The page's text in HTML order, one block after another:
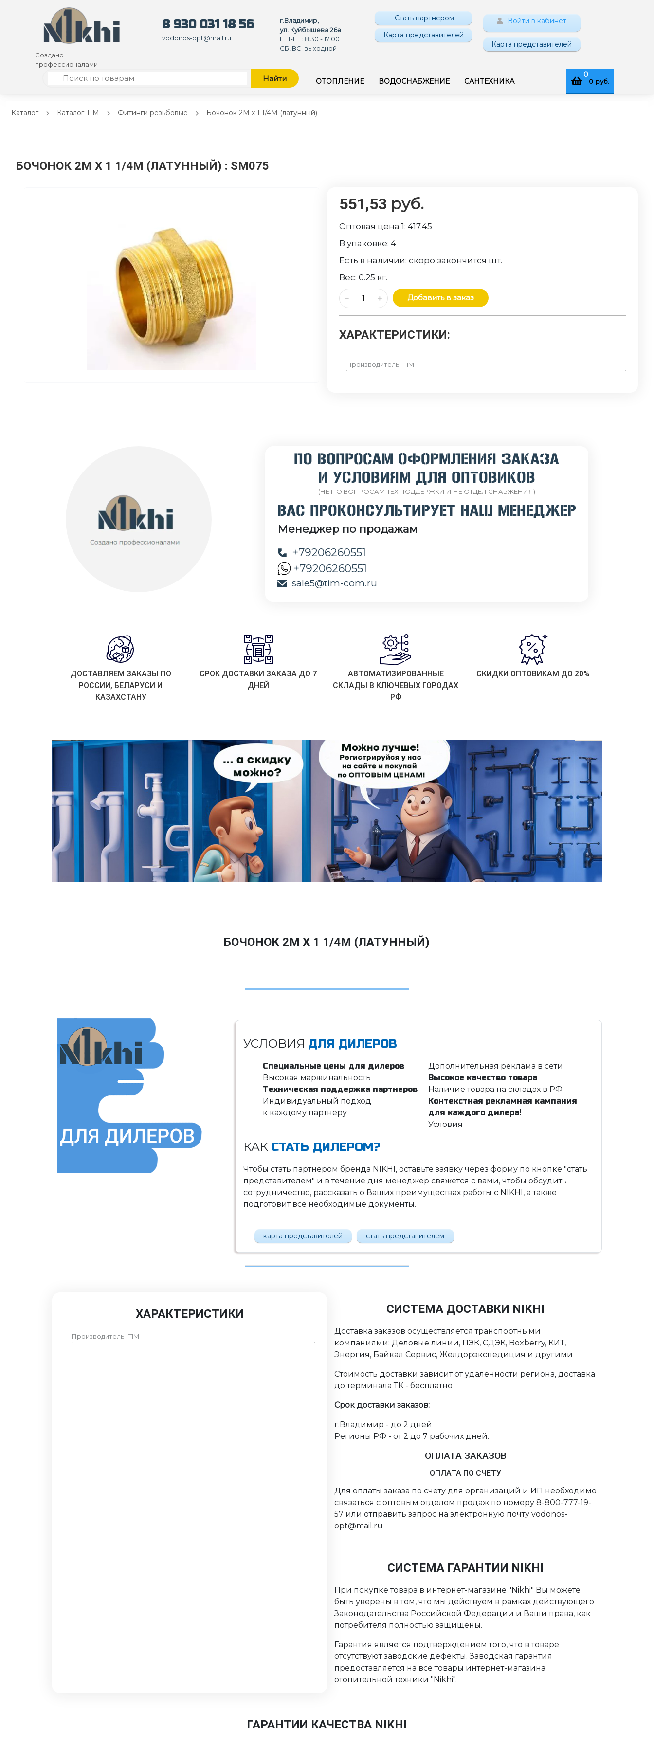
Создано
профессионалами
8 930 031 18 56
vodonos-opt@mail.ru
г.Владимир,
ул. Куйбышева 26а
ПН-ПТ: 8:30 - 17:00
СБ, ВС: выходной
Стать партнером
Карта представителей
Войти в кабинет
Карта представителей
Найти ОТОПЛЕНИЕ ВОДОСНАБЖЕНИЕ САНТЕХНИКА
0
0 руб.
Каталог Каталог TIM Фитинги резьбовые Бочонок 2M х 1 1/4M (латунный)
БОЧОНОК 2M Х 1 1/4M (ЛАТУННЫЙ) : SM075
551,53 руб.
Оптовая цена 1: 417.45
В упаковке: 4
Есть в наличии: скоро закончится шт.
Вес: 0.25 кг.
Добавить в заказ
ХАРАКТЕРИСТИКИ:
Производитель TIM
ПО ВОПРОСАМ ОФОРМЛЕНИЯ ЗАКАЗА
И УСЛОВИЯМ ДЛЯ ОПТОВИКОВ
(НЕ ПО ВОПРОСАМ ТЕХ.ПОДДЕРЖКИ И НЕ ОТДЕЛ СНАБЖЕНИЯ)
ВАС ПРОКОНСУЛЬТИРУЕТ НАШ МЕНЕДЖЕР
Менеджер по продажам
+79206260551
+79206260551
sale5@tim-com.ru
ДОСТАВЛЯЕМ ЗАКАЗЫ ПО
РОССИИ, БЕЛАРУСИ И
КАЗАХСТАНУ
СРОК ДОСТАВКИ ЗАКАЗА ДО 7
ДНЕЙ
АВТОМАТИЗИРОВАННЫЕ
СКЛАДЫ В КЛЮЧЕВЫХ ГОРОДАХ
РФ
СКИДКИ ОПТОВИКАМ ДО 20%
БОЧОНОК 2M Х 1 1/4M (ЛАТУННЫЙ)
УСЛОВИЯ ДЛЯ ДИЛЕРОВ
Специальные цены для дилеров
Дополнительная реклама в сети
Высокая маржинальность
Высокое качество товара
Техническая поддержка партнеров
Наличие товара на складах в РФ
Индивидуальный подход
к каждому партнеру
Контекстная рекламная кампания
для каждого дилера!
Условия
КАКСТАТЬ ДИЛЕРОМ?
Чтобы стать партнером бренда NIKHI, оставьте заявку через форму по кнопке "стать
представителем" и в течение дня менеджер свяжется с вами, чтобы обсудить
сотрудничество, рассказать о Ваших преимуществах работы с NIKHI, а также
подготовит все необходимые документы.
карта представителей стать представителем
ХАРАКТЕРИСТИКИ
Производитель TIM
СИСТЕМА ДОСТАВКИ NIKHI
Доставка заказов осуществляется транспортными
компаниями: Деловые линии, ПЭК, СДЭК, Boxberry, КИТ,
Энергия, Байкал Сервис, Желдорэкспедиция и другими
Стоимость доставки зависит от удаленности региона, доставка
до терминала ТК - бесплатно
Срок доставки заказов:
г.Владимир - до 2 дней
Регионы РФ - от 2 до 7 рабочих дней.
ОПЛАТА ЗАКАЗОВ
ОПЛАТА ПО СЧЕТУ
Для оплаты заказа по счету для организаций и ИП необходимо
связаться с оптовым отделом продаж по номеру 8-800-777-19-
57 или отправить запрос на электронную почту vodonos-
opt@mail.ru
СИСТЕМА ГАРАНТИИ NIKHI
При покупке товара в интернет-магазине "Nikhi" Вы можете
быть уверены в том, что мы действуем в рамках действующего
Законодательства Российской Федерации и Ваши права, как
потребителя полностью защищены.
Гарантия является подтверждением того, что в товаре
отсутствуют заводские дефекты. Заводская гарантия
предоставляется на все товары интернет-магазина
отопительной техники "Nikhi".
ГАРАНТИИ КАЧЕСТВА NIKHI